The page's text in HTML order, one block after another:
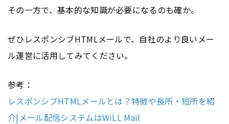
その一方で、基本的な知識が必要になるのも確か。
ぜひレスポンシブHTMLメールで、自社のより良いメー
ル運営に活用してみてください。
参考：
レスポンシブHTMLメールとは？特徴や長所・短所を紹
介|メール配信システムはWiLL Mail